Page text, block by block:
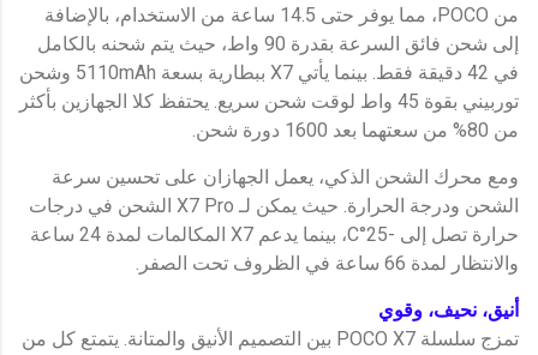
من POCO، مما يوفر حتى 14.5 ساعة من الاستخدام، بالإضافة
إلى شحن فائق السرعة بقدرة 90 واط، حيث يتم شحنه بالكامل
في 42 دقيقة فقط. بينما يأتي X7 ببطارية بسعة 5110mAh وشحن
توربيني بقوة 45 واط لوقت شحن سريع. يحتفظ كلا الجهازين بأكثر
من 80% من سعتهما بعد 1600 دورة شحن.
ومع محرك الشحن الذكي، يعمل الجهازان على تحسين سرعة
الشحن ودرجة الحرارة. حيث يمكن لـ X7 Pro الشحن في درجات
حرارة تصل إلى -25°C، بينما يدعم X7 المكالمات لمدة 24 ساعة
والانتظار لمدة 66 ساعة في الظروف تحت الصفر.
أنيق، نحيف، وقوي
تمزج سلسلة POCO X7 بين التصميم الأنيق والمتانة. يتمتع كل من